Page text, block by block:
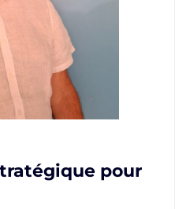
pour